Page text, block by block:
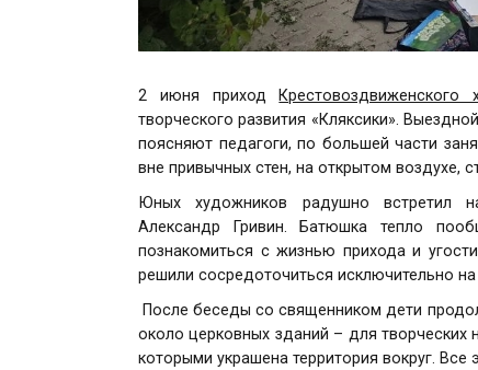
2 июня приход
творческого развития «Кляксики».
поясняют педагоги, по большей части
вне привычных стен, на открытом
Юных художников радушно встретил
Александр Гривин. Батюшка тепло
познакомиться с жизнью прихода и
решили сосредоточиться исключительно на
После беседы со священником дети
около церковных зданий – для
которыми украшена территория вокруг.